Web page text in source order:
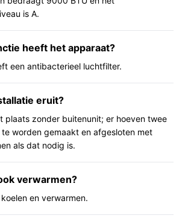
De snoerlengte is 1,50 m, en de
op een vaste plek te blijven hangen,
voordelen
praktische pluspunten van dit model
compacte vorm en veelzijdigheid.
neemt weinig diepte in
bedoeld om onopvallend in te passen.
eigenschappen: helpt de
lucht te reinigen.
is A.
heeft het apparaat?
een antibacterieel luchtfilter.
eruit?
plaats zonder buitenunit; er hoeven twee
worden gemaakt en afgesloten met
als dat nodig is.
verwarmen?
en verwarmen.